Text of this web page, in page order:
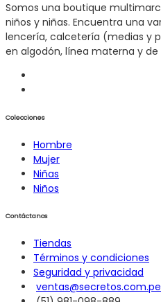
Somos una boutique
niños y niñas. Encuentra una
lencería, calcetería (medias y
en algodón, línea materna y
Colecciones
Hombre
Mujer
Niñas
Niños
Contáctanos
Tiendas
Términos y condiciones
Seguridad y privacidad
ventas@secretos.com.pe